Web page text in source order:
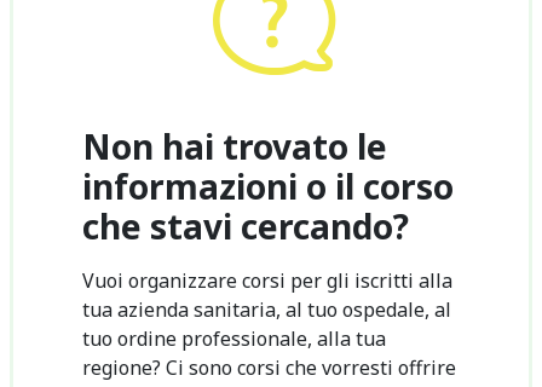
Non hai trovato le
informazioni o il corso
che stavi cercando?
Vuoi organizzare corsi per gli iscritti alla
tua azienda sanitaria, al tuo ospedale, al
tuo ordine professionale, alla tua
regione? Ci sono corsi che vorresti offrire